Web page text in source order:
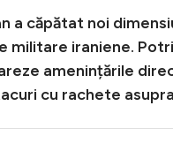
a căpătat noi
militare iraniene.
amenințările
cu rachete